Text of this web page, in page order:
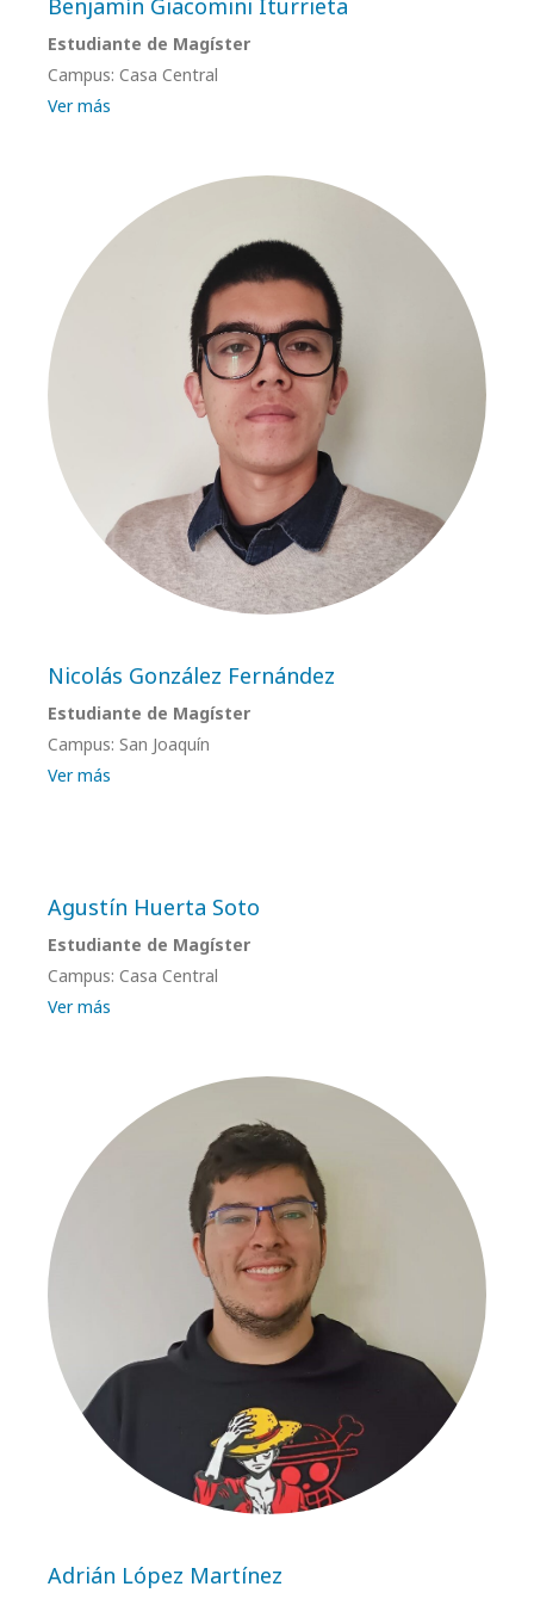
Benjamín Giacomini Iturrieta
Estudiante de Magíster
Campus: Casa Central
Ver más
Nicolás González Fernández
Estudiante de Magíster
Campus: San Joaquín
Ver más
Agustín Huerta Soto
Estudiante de Magíster
Campus: Casa Central
Ver más
Adrián López Martínez